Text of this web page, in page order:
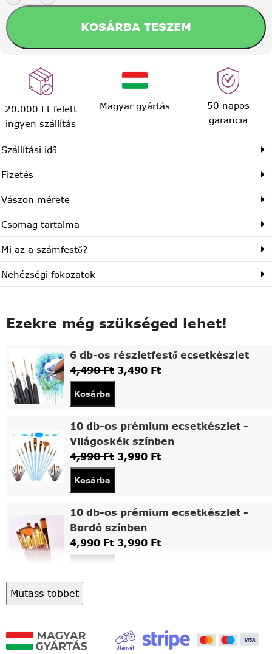
KOSÁRBA TESZEM
20.000 Ft felett
ingyen szállítás
Magyar gyártás
50 napos
garancia
Szállítási idő
Fizetés
Vászon mérete
Csomag tartalma
Mi az a számfestő?
Nehézségi fokozatok
Ezekre még szükséged lehet!
6 db-os részletfestő ecsetkészlet
4,490Ft 3,490 Ft
Kosárba
10 db-os prémium ecsetkészlet -
Világoskék színben
4,990Ft 3,990 Ft
Kosárba
10 db-os prémium ecsetkészlet -
Bordó színben
4,990Ft 3,990 Ft
Asztali fa festőállvány
Kosárba
Mutass többet